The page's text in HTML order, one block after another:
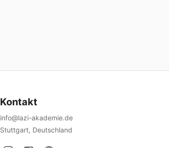
Kontakt
info@lazi-akademie.de
Stuttgart, Deutschland